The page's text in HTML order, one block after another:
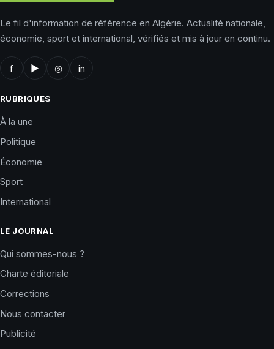
Le fil d'information de référence en Algérie. Actualité nationale,
économie, sport et international, vérifiés et mis à jour en continu.
f ▶ ◎ in
RUBRIQUES
À la une
Politique
Économie
Sport
International
LE JOURNAL
Qui sommes-nous ?
Charte éditoriale
Corrections
Nous contacter
Publicité